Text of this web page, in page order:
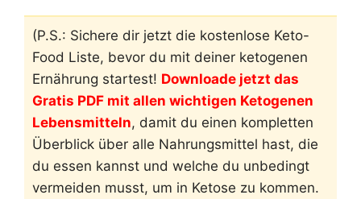
(P.S.: Sichere dir jetzt die kostenlose Keto-
Food Liste, bevor du mit deiner ketogenen
Ernährung startest! Downloade jetzt das
Gratis PDF mit allen wichtigen Ketogenen
Lebensmitteln, damit du einen kompletten
Überblick über alle Nahrungsmittel hast, die
du essen kannst und welche du unbedingt
vermeiden musst, um in Ketose zu kommen.